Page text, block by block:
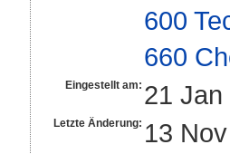
600
660
Eingestellt am: 21
Letzte Änderung: 13